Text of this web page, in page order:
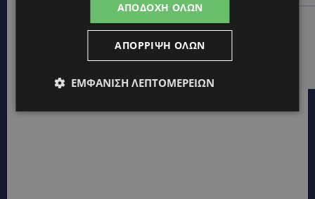
ΕΛΕΝΑ ΠΑΠΑΔΟΠΟΥΛΟΥ: Από τη σκηνή στην
Αντιπροεδρία του ΘΟΚ – «Μεγάλη τιμή και μεγάλη
ΑΠΟΔΟΧΉ ΌΛΩΝ
ΑΠΌΡΡΙΨΗ ΌΛΩΝ
ΕΜΦΆΝΙΣΗ ΛΕΠΤΟΜΕΡΕΙΏΝ